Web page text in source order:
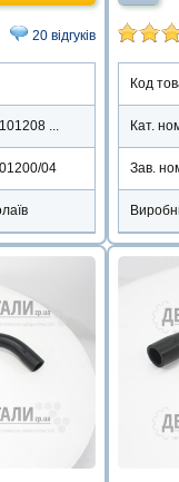
20 відгуків
...
04
Код
Кат.
Зав.